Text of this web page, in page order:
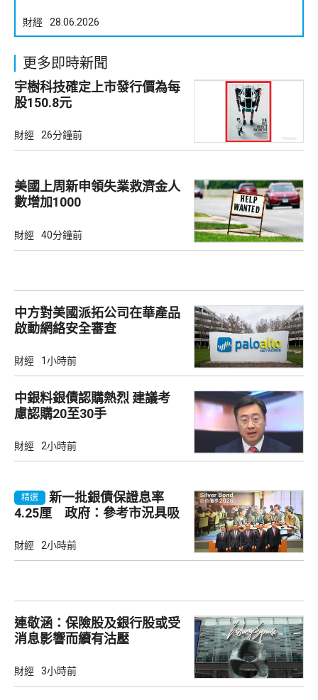
財經 28.06.2026
更多即時新聞
宇樹科技確定上市發行價為每
股150.8元
財經 26分鐘前
美國上周新申領失業救濟金人
數增加1000
財經 40分鐘前
中方對美國派拓公司在華產品
啟動網絡安全審查
財經 1小時前
中銀料銀債認購熱烈 建議考
慮認購20至30手
財經 2小時前
精選
新一批銀債保證息率
4.25厘 政府：參考市況具吸
財經 2小時前
連敬涵：保險股及銀行股或受
消息影響而續有沽壓
財經 3小時前